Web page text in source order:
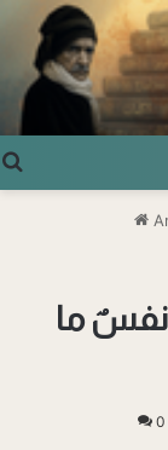
نفسٌ ما
0